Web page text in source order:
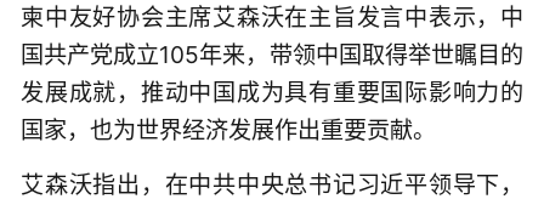
柬中友好协会主席艾森沃在主旨发言中表示，中
国共产党成立105年来，带领中国取得举世瞩目的
发展成就，推动中国成为具有重要国际影响力的
国家，也为世界经济发展作出重要贡献。
艾森沃指出，在中共中央总书记习近平领导下，